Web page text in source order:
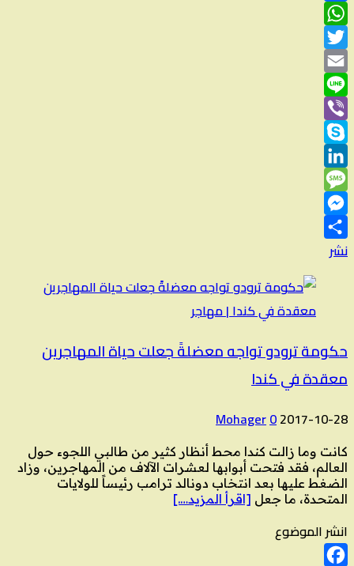
Facebook
WhatsApp
Twitter
Email
Line
Viber
Skype
LinkedIn
Message
Messenger
نشر
حكومة ترودو تواجه معضلةً جعلت حياة المهاجرين
معقدة في كندا
2017-10-28
Mohager0
كانت وما زالت كندا محط أنظار كثير من طالبي اللجوء حول
العالم، فقد فتحت أبوابها لعشرات الآلاف من المهاجرين، وزاد
الضغط عليها بعد انتخاب دونالد ترامب رئيساً للولايات
المتحدة، ما جعل [اقرأ المزيد….]
انشر الموضوع